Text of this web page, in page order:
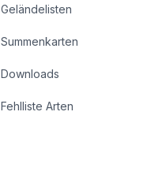
Geländelisten
Summenkarten
Downloads
Fehlliste Arten